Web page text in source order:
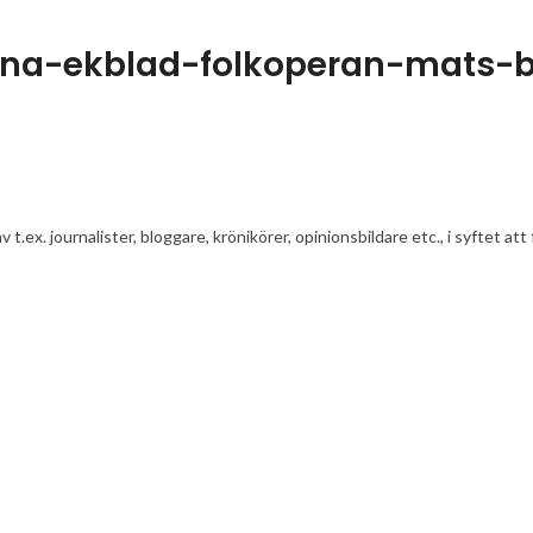
ekblad-folkoperan-mats-
t.ex. journalister, bloggare, krönikörer, opinionsbildare etc., i